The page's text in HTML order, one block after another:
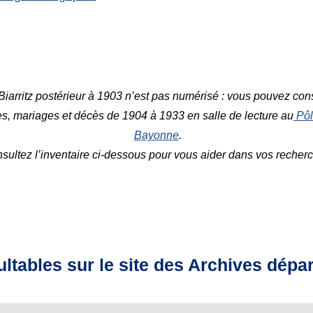
postérieur à 1903 n’est pas numérisé : vous pouvez
mariages et décès de 1904 à 1933 en salle de lecture au
Bayonne.
l’inventaire ci-dessous pour vous aider dans vos
sur le site des Archives